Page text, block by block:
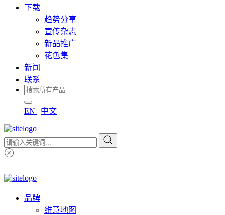
下载
趋势分享
宣传杂志
新品推广
花色集
新闻
联系
EN | 中文
品牌
维意地图